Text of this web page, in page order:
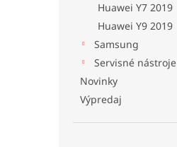
Huawei Y7 2019
Huawei Y9 2019
Samsung
Servisné nástroje
Novinky
Výpredaj